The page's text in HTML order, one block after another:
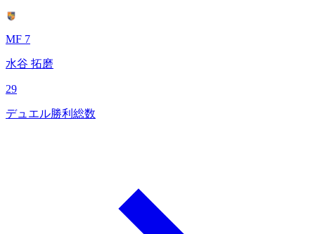
MF 7
水谷 拓磨
29
デュエル勝利総数